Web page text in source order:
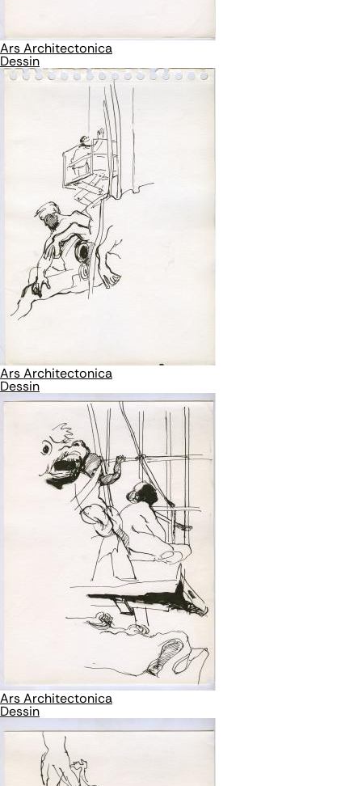
Ars Architectonica
Dessin
Ars Architectonica
Dessin
Ars Architectonica
Dessin